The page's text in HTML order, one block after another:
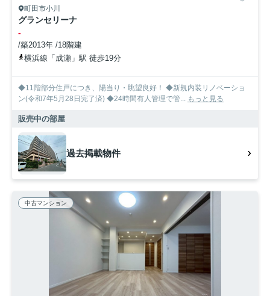
町田市小川
グランセリーナ
-
/築2013年 /18階建
横浜線「成瀬」駅 徒歩19分
◆11階部分住戸につき、陽当り・眺望良好！ ◆新規内装リノベーショ
ン(令和7年5月28日完了済) ◆24時間有人管理で管...
もっと見る
販売中の部屋
過去掲載物件
中古マンション